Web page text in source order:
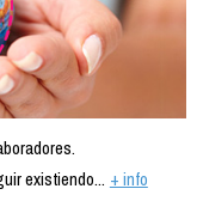
existiendo... + info